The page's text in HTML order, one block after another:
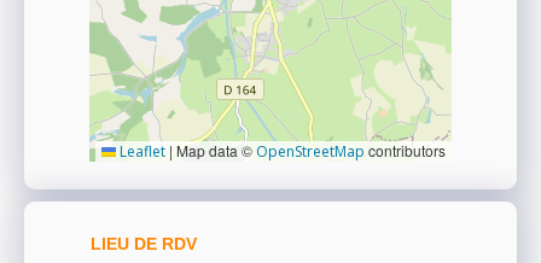
Leaflet | Map data © OpenStreetMap contributors
LIEU DE RDV